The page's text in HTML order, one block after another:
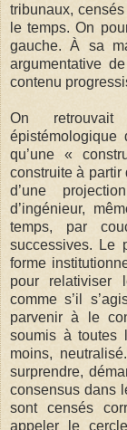
tribunaux,
le temps. On
gauche. À sa
argumentative
contenu
On
qu’une «
construite à
d’une
d’ingénieur,
temps, par
successives. Le
forme
pour relativiser
comme s’il
parvenir à le
soumis à toutes
moins,
surprendre,
consensus dans
sont censés
appeler le